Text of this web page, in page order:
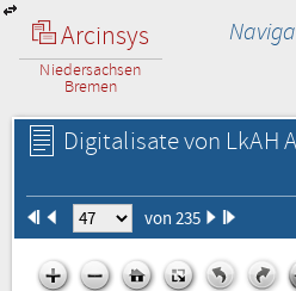
Arcinsys
Niedersachsen
Bremen
Digitalisate von LkAH
von 235